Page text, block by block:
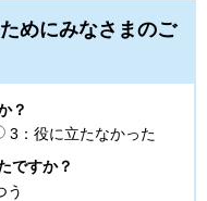
めにみなさまのご
？
3：役に立たなかった
ですか？
う